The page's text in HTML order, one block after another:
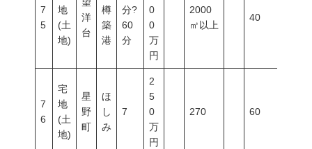
7
5
地
(土
地)
洋
台
樽
築
港
分?
60
分
0
0
万
円
2000
㎡以上
40
7
6
宅
地
(土
地)
星
野
町
ほ
し
み
7
2
5
0
万
円
270 60